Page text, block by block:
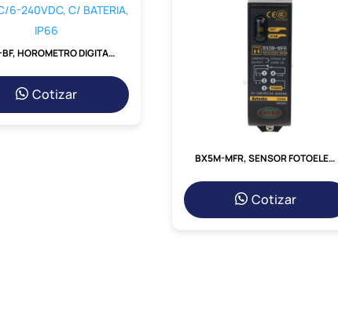
LE8N-BF, HOROMETRO DIGITAL 48X24MM, LCD 8DIG, IN: 24-240VAC/6-240VDC, C/ BATERIA, IP66
Cotizar
BX5M-MFR, SENSOR FOTOELECTRICO RETRO-REFLEX, ALC. 0.1-5M, SAL. RELE, 24-240 VAC/DC, CONEX. BLOQUE DE TERMINALES, IP66
Cotizar